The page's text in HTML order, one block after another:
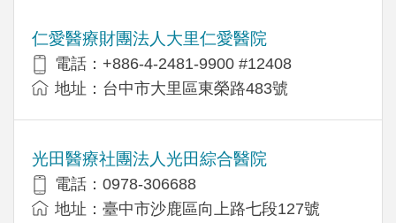
仁愛醫療財團法人大里仁愛醫院
電話：+886-4-2481-9900 #12408
地址：台中市大里區東榮路483號
光田醫療社團法人光田綜合醫院
電話：0978-306688
地址：臺中市沙鹿區向上路七段127號